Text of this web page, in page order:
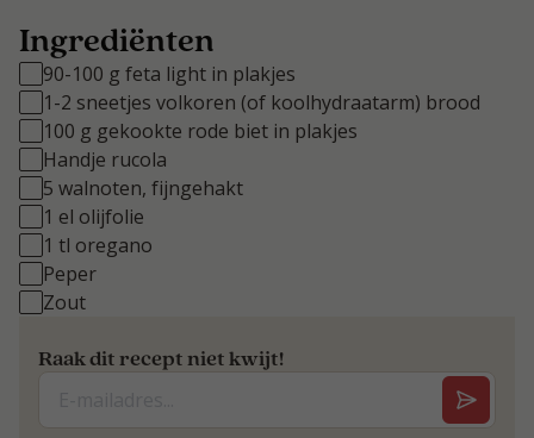
Ingrediënten
90-100 g feta light in plakjes
1-2 sneetjes volkoren (of koolhydraatarm) brood
100 g gekookte rode biet in plakjes
Handje rucola
5 walnoten, fijngehakt
1 el olijfolie
1 tl oregano
Peper
Zout
Raak dit recept niet kwijt!